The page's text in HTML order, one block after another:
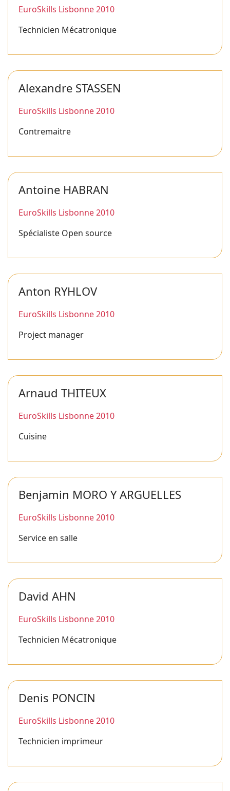
EuroSkills Lisbonne 2010
Technicien Mécatronique
Alexandre STASSEN
EuroSkills Lisbonne 2010
Contremaitre
Antoine HABRAN
EuroSkills Lisbonne 2010
Spécialiste Open source
Anton RYHLOV
EuroSkills Lisbonne 2010
Project manager
Arnaud THITEUX
EuroSkills Lisbonne 2010
Cuisine
Benjamin MORO Y ARGUELLES
EuroSkills Lisbonne 2010
Service en salle
David AHN
EuroSkills Lisbonne 2010
Technicien Mécatronique
Denis PONCIN
EuroSkills Lisbonne 2010
Technicien imprimeur